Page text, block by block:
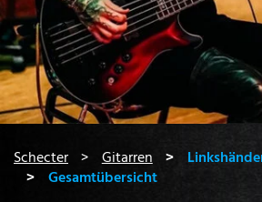
Schecter Gitarren
Gesamtübersicht